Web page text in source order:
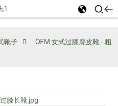
靴子
OEM 女式过膝麂皮靴 - 粗